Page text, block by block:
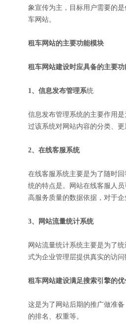
象宣传为主，目标用户需要的
车网站。
租车网站的主要功能模块
租车网站建设时应具备的主要
1、信息发布管理系统
信息发布管理系统的主要作用
过该系统对网站内容的分类、
2、在线客服系统
在线客服系统主要是为了随时
统的特点是。网站在线客服人
高服务质量的数据依据，对于企
3、网站流量统计系统
网站流量统计系统主要是为了
式为企业管理层提供真实的访
租车网站建设满足搜索引擎的
这是为了网站后期的推广做准
的排名、权重等。